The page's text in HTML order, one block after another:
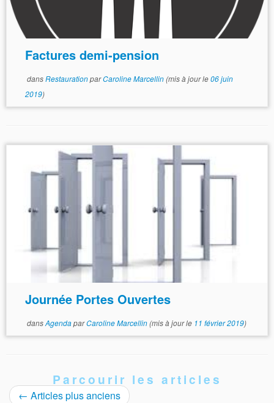
Factures demi-pension
dansRestaurationparCaroline Marcellin(mis à jour le06 juin
2019)
Journée Portes Ouvertes
dansAgendaparCaroline Marcellin(mis à jour le 11 février 2019)
Parcourir les articles
← Articles plus anciens